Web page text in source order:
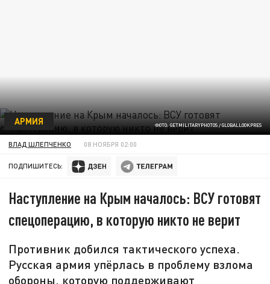
ФОТО: GETMILITARYPHOTOS / GLOBALLOOKPRES
АРМИЯ
ВЛАД ШЛЕПЧЕНКО 08 НОЯБРЯ 02:00
ПОДПИШИТЕСЬ:
Наступление на Крым началось: ВСУ готовят
спецоперацию, в которую никто не верит
Противник добился тактического успеха.
Русская армия упёрлась в проблему взлома
обороны, которую поддерживают